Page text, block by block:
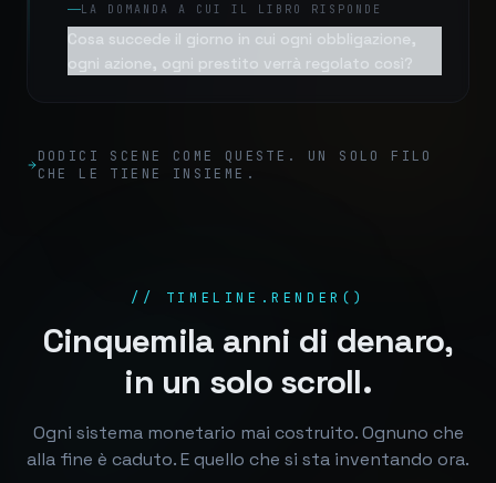
LA DOMANDA A CUI IL LIBRO RISPONDE
Cosa succede il giorno in cui ogni obbligazione,
ogni azione, ogni prestito verrà regolato così?
DODICI SCENE COME QUESTE. UN SOLO FILO
CHE LE TIENE INSIEME.
// TIMELINE.RENDER()
Cinquemila anni di denaro,
in un solo scroll.
Ogni sistema monetario mai costruito. Ognuno che
alla fine è caduto. E quello che si sta inventando ora.